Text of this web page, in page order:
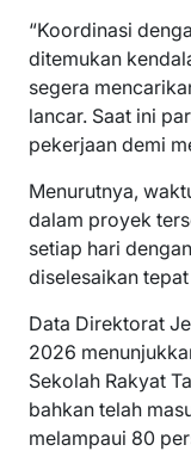
“Koordinasi
ditemukan
segera
lancar. Saat ini
pekerjaan demi
Menurutnya,
dalam proyek
setiap hari
diselesaikan
Data Direktorat
2026
Sekolah Rakyat
bahkan telah
melampaui 80